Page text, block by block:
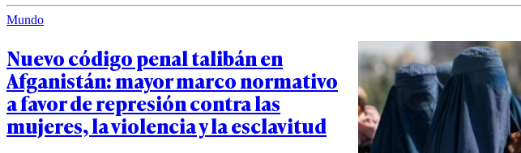
Mundo
Nuevo código penal talibán en
Afganistán: mayor marco normativo
a favor de represión contra las
mujeres, la violencia y la esclavitud